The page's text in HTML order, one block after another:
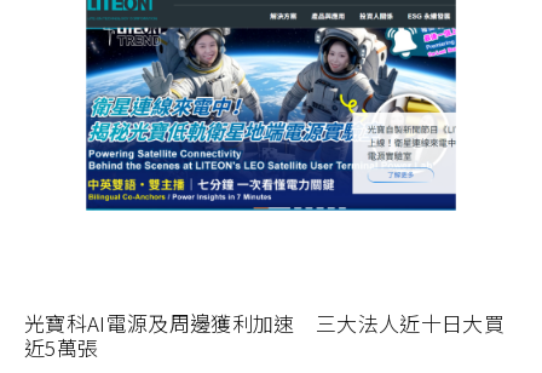
光寶科AI電源及周邊獲利加速 三大法人近十日大買
近5萬張